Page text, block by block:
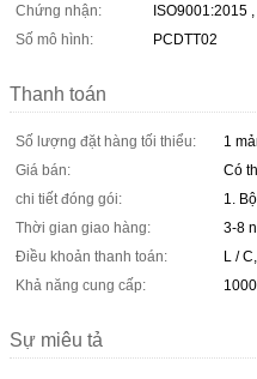
Chứng nhận:
ISO9001:2015
Số mô hình:
PCDTT02
Thanh toán
Số lượng đặt hàng tối thiểu:
1
Giá bán:
Có
chi tiết đóng gói:
1.
Thời gian giao hàng:
3-8
Điều khoản thanh toán:
L /
Khả năng cung cấp:
Sự miêu tả